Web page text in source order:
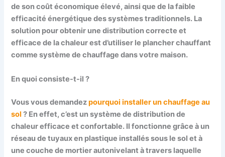
de son coût économique élevé, ainsi que de la faible
efficacité énergétique des systèmes traditionnels. La
solution pour obtenir une distribution correcte et
efficace de la chaleur est d’utiliser le plancher chauffant
comme système de chauffage dans votre maison.
En quoi consiste-t-il ?
Vous vous demandezpourquoi installer un chauffage au
sol ? En effet, c’est un système de distribution de
chaleur efficace et confortable. Il fonctionne grâce à un
réseau de tuyaux en plastique installés sous le sol et à
une couche de mortier autonivelant à travers laquelle